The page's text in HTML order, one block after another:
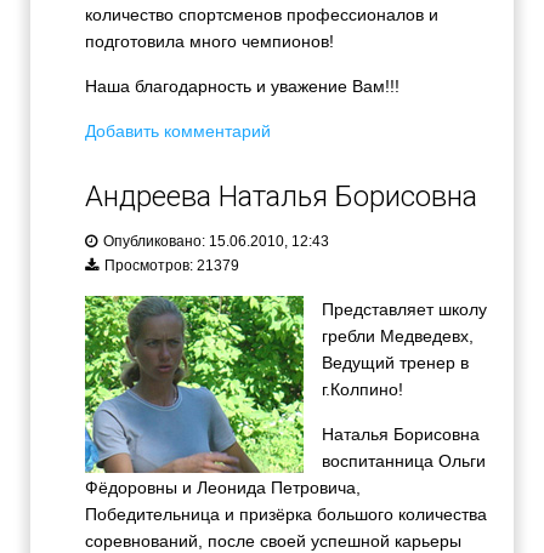
количество спортсменов профессионалов и
подготовила много чемпионов!
Наша благодарность и уважение Вам!!!
Добавить комментарий
Андреева Наталья Борисовна
Опубликовано: 15.06.2010, 12:43
Просмотров: 21379
Представляет школу
гребли Медведевх,
Ведущий тренер в
г.Колпино!
Наталья Борисовна
воспитанница Ольги
Фёдоровны и Леонида Петровича,
Победительница и призёрка большого количества
соревнований, после своей успешной карьеры